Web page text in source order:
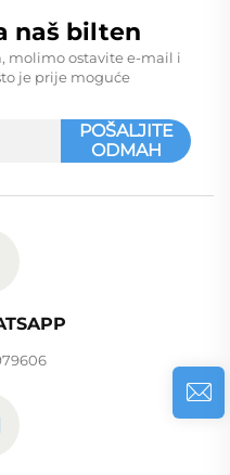
naš bilten
molimo ostavite e-mail i
je prije moguće
POŠALJITE
ODMAH